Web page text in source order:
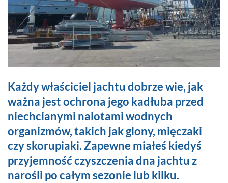
Każdy właściciel jachtu dobrze wie, jak
ważna jest ochrona jego kadłuba przed
niechcianymi nalotami wodnych
organizmów, takich jak glony, mięczaki
czy skorupiaki. Zapewne miałeś kiedyś
przyjemność czyszczenia dna jachtu z
narośli po całym sezonie lub kilku.